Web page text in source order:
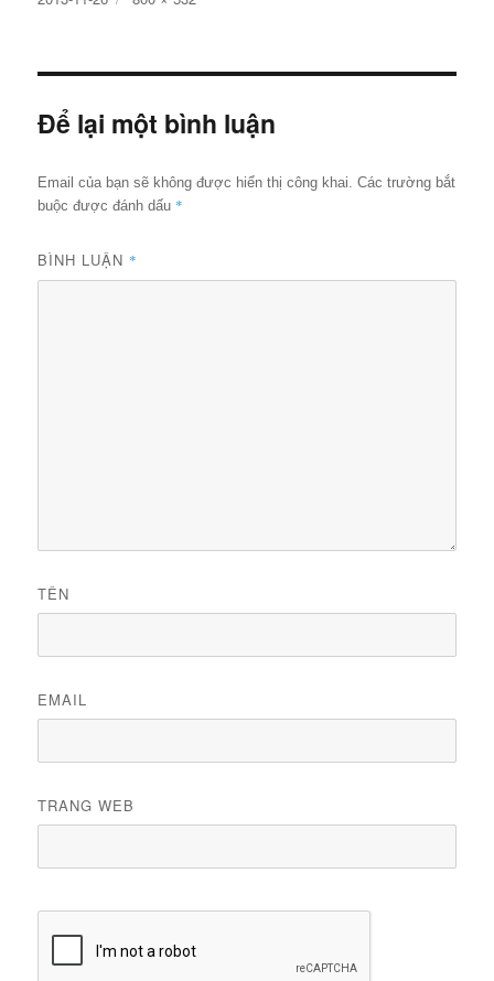
đủ
Để lại một bình luận
Email của bạn sẽ không được hiển thị công khai. Các trường bắt
buộc được đánh dấu *
BÌNH LUẬN *
TÊN
EMAIL
TRANG WEB